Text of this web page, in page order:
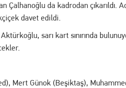
Çalhanoğlu da kadrodan çıkarıldı.
davet edildi.
Aktürkoğlu, sarı kart sınırında
Mert Günok (Beşiktaş),